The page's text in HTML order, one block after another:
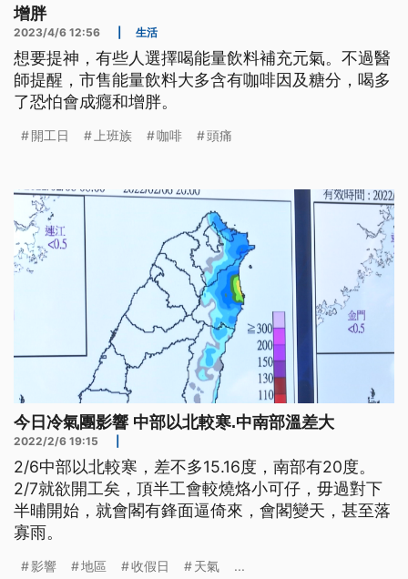
增胖
2023/4/6 12:56 生活
想要提神，有些人選擇喝能量飲料補充元氣。不過醫
師提醒，市售能量飲料大多含有咖啡因及糖分，喝多
了恐怕會成癮和增胖。
開工日 上班族 咖啡 頭痛
今日冷氣團影響 中部以北較寒.中南部溫差大
2022/2/6 19:15
2/6中部以北較寒，差不多15.16度，南部有20度。
2/7就欲開工矣，頂半工會較燒烙小可仔，毋過對下
半晡開始，就會閣有鋒面逼倚來，會閣變天，甚至落
寡雨。
影響 地區 收假日 天氣 ...